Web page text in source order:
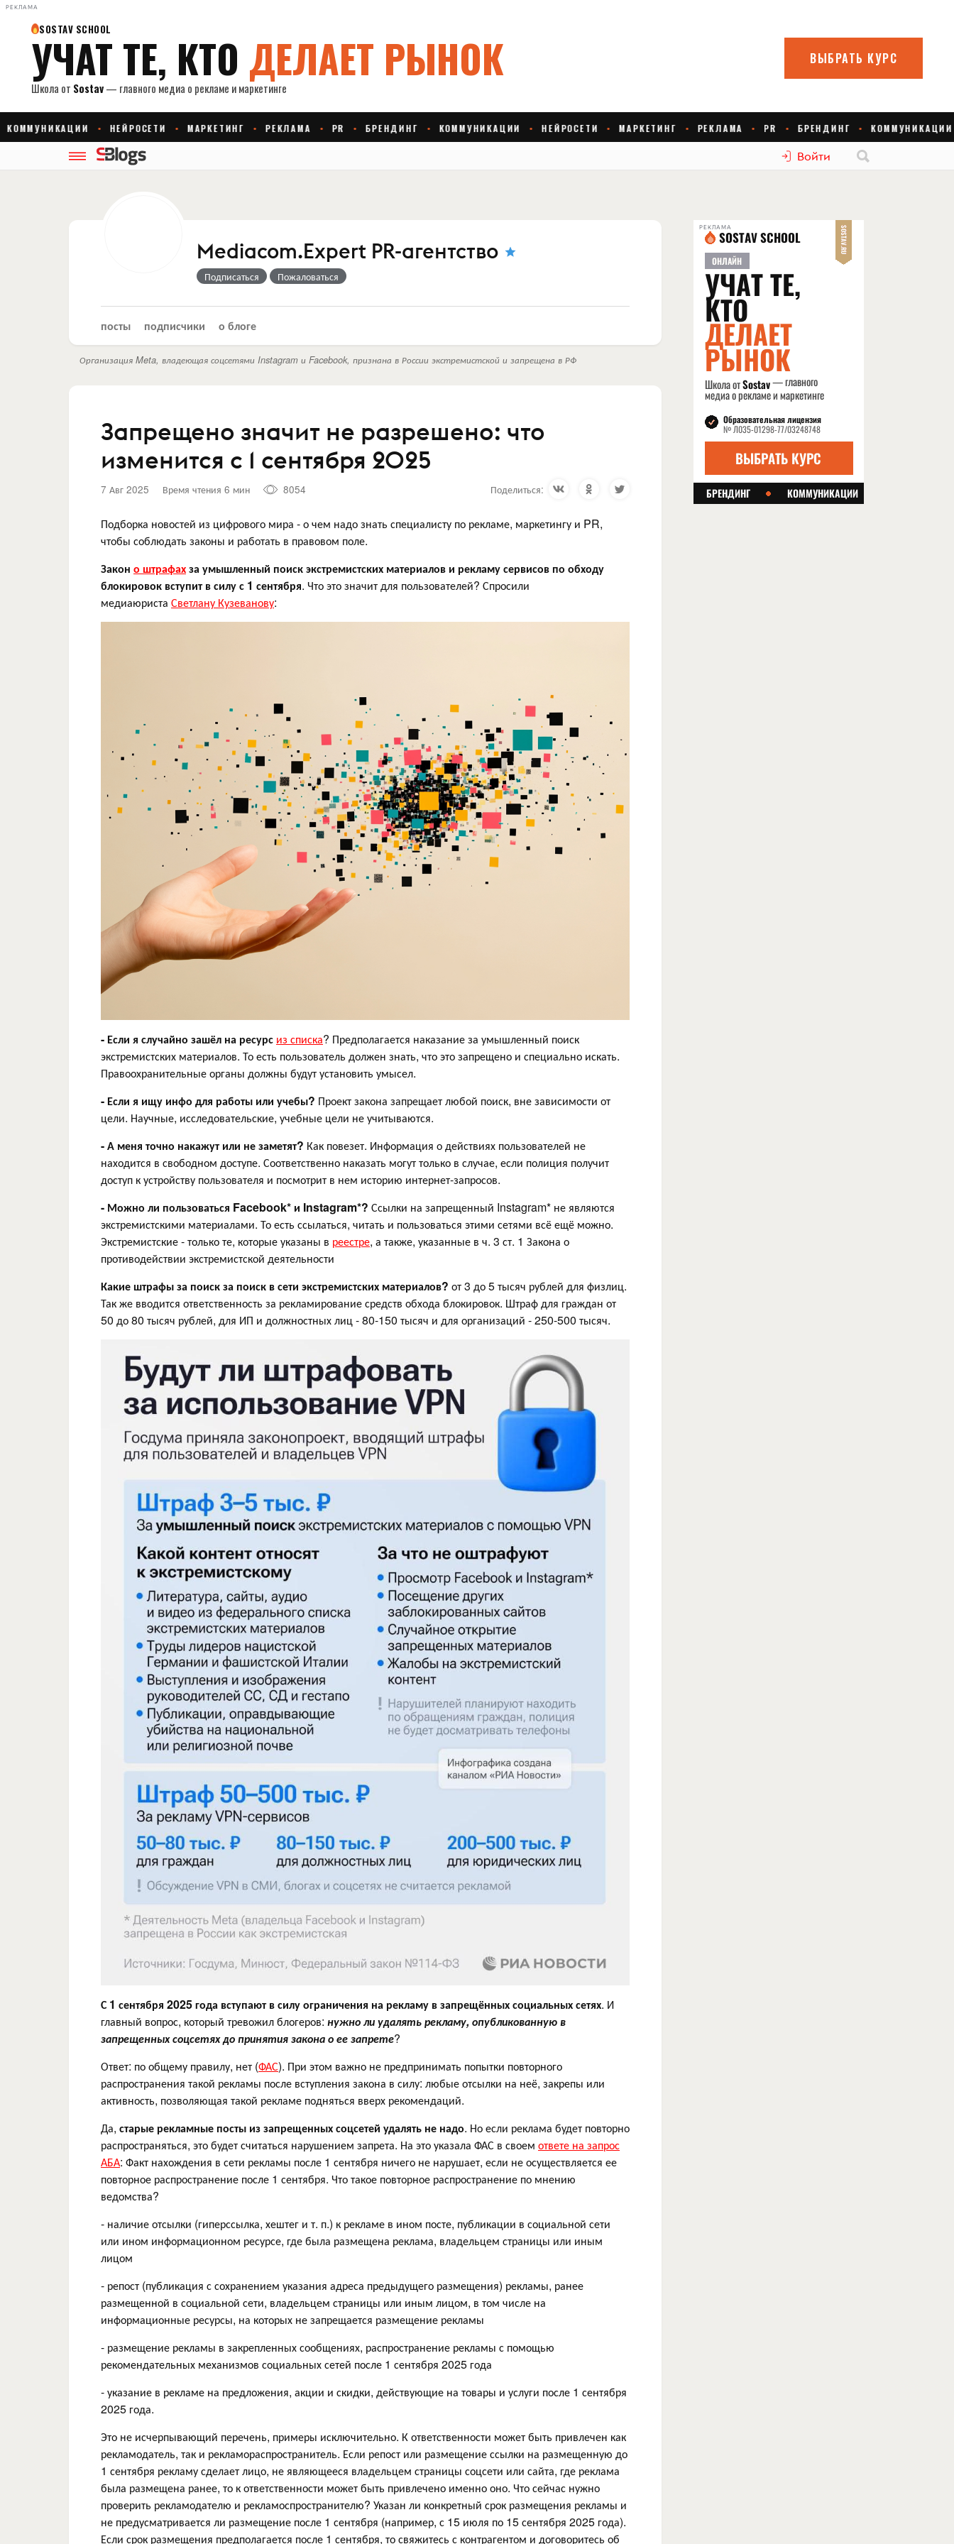
РЕКЛАМА
Войти
Mediacom.Expert PR-агентство
Подписаться Пожаловаться
посты подписчики о блоге
Организация Meta, владеющая соцсетями Instagram и Facebook, признана в России экстремистской и запрещена в РФ
Запрещено значит не разрешено: что
изменится с 1 сентября 2025
7 Авг 2025 Время чтения 6 мин 8054 Поделиться:
Подборка новостей из цифрового мира - о чем надо знать специалисту по рекламе, маркетингу и PR,
чтобы соблюдать законы и работать в правовом поле.
Закон о штрафахза умышленный поиск экстремистских материалов и рекламу сервисов по обходу
блокировок вступит в силу с 1 сентября. Что это значит для пользователей? Спросили
медиаюриста Светлану Кузеванову:
- Если я случайно зашёл на ресурс из списка? Предполагается наказание за умышленный поиск
экстремистских материалов. То есть пользователь должен знать, что это запрещено и специально искать.
Правоохранительные органы должны будут установить умысел.
- Если я ищу инфо для работы или учебы? Проект закона запрещает любой поиск, вне зависимости от
цели. Научные, исследовательские, учебные цели не учитываются.
- А меня точно накажут или не заметят? Как повезет. Информация о действиях пользователей не
находится в свободном доступе. Соответственно наказать могут только в случае, если полиция получит
доступ к устройству пользователя и посмотрит в нем историю интернет-запросов.
- Можно ли пользоваться Facebook* и Instagram*? Ссылки на запрещенный Instagram* не являются
экстремистскими материалами. То есть ссылаться, читать и пользоваться этими сетями всё ещё можно.
Экстремистские - только те, которые указаны в реестре, а также, указанные в ч. 3 ст. 1 Закона о
противодействии экстремистской деятельности
Какие штрафы за поискза поиск в сети экстремистских материалов? от 3 до 5 тысяч рублей для физлиц.
Так же вводится ответственность за рекламирование средств обхода блокировок. Штраф для граждан от
50 до 80 тысяч рублей, для ИП и должностных лиц - 80-150 тысяч и для организаций - 250-500 тысяч.
С 1 сентября 2025 года вступают в силу ограничения на рекламу в запрещённых социальных сетях. И
главный вопрос, который тревожил блогеров: нужно ли удалять рекламу, опубликованную в
запрещенных соцсетях до принятия закона о ее запрете?
Ответ: по общему правилу, нет (ФАС). При этом важно не предпринимать попытки повторного
распространения такой рекламы после вступления закона в силу: любые отсылки на неё, закрепы или
активность, позволяющая такой рекламе подняться вверх рекомендаций.
Да, старые рекламные посты из запрещенных соцсетей удалять не надо. Но если реклама будет повторно
распространяться, это будет считаться нарушением запрета. На это указала ФАС в своем ответе на запрос
АБА: Факт нахождения в сети рекламы после 1 сентября ничего не нарушает, если не осуществляется ее
повторное распространение после 1 сентября. Что такое повторное распространение по мнению
ведомства?
- наличие отсылки (гиперссылка, хештег и т. п.) к рекламе в ином посте, публикации в социальной сети
или ином информационном ресурсе, где была размещена реклама, владельцем страницы или иным
лицом
- репост (публикация с сохранением указания адреса предыдущего размещения) рекламы, ранее
размещенной в социальной сети, владельцем страницы или иным лицом, в том числе на
информационные ресурсы, на которых не запрещается размещение рекламы
- размещение рекламы в закрепленных сообщениях, распространение рекламы с помощью
рекомендательных механизмов социальных сетей после 1 сентября 2025 года
- указание в рекламе на предложения, акции и скидки, действующие на товары и услуги после 1 сентября
2025 года.
Это не исчерпывающий перечень, примеры исключительно. К ответственности может быть привлечен как
рекламодатель, так и рекламораспространитель. Если репост или размещение ссылки на размещенную до
1 сентября рекламу сделает лицо, не являющееся владельцем страницы соцсети или сайта, где реклама
была размещена ранее, то к ответственности может быть привлечено именно оно. Что сейчас нужно
проверить рекламодателю и рекламоспространителю? Указан ли конкретный срок размещения рекламы и
не предусматривается ли размещение после 1 сентября (например, с 15 июля по 15 сентября 2025 года).
Если срок размещения предполагается после 1 сентября, то свяжитесь с контрагентом и договоритесь об
РЕКЛАМА